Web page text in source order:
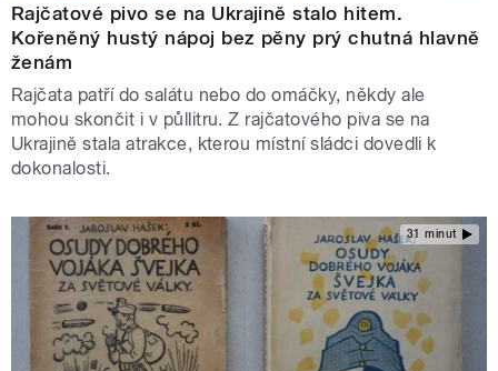
Rajčatové pivo se na Ukrajině stalo hitem.
Kořeněný hustý nápoj bez pěny prý chutná hlavně
ženám
Rajčata patří do salátu nebo do omáčky, někdy ale
mohou skončit i v půllitru. Z rajčatového piva se na
Ukrajině stala atrakce, kterou místní sládci dovedli k
dokonalosti.
31 minut